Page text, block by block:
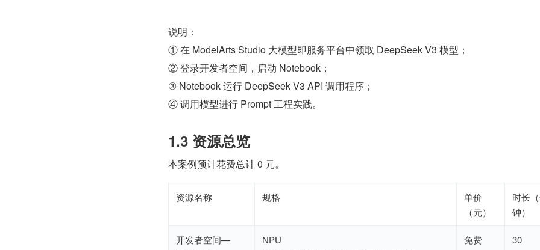
说明：
① 在 ModelArts Studio 大模型即服务平台中领取 DeepSeek V3 模型；
② 登录开发者空间，启动 Notebook；
③ Notebook 运行 DeepSeek V3 API 调用程序；
④ 调用模型进行 Prompt 工程实践。
1.3 资源总览
本案例预计花费总计 0 元。
资源名称 规格
单价
（元）
时长
钟）
开发者空间—
NPU
免费 30